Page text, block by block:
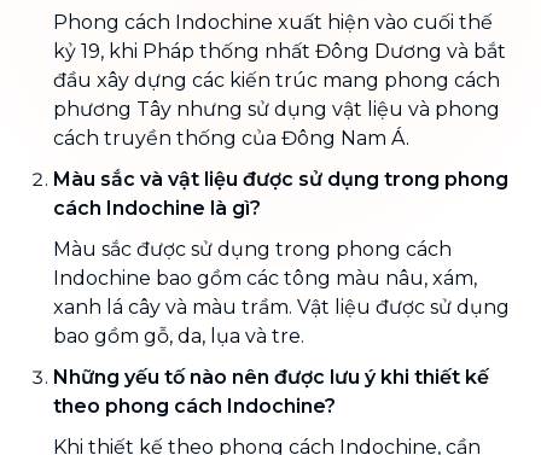
Phong cách Indochine xuất hiện vào cuối thế
kỷ 19, khi Pháp thống nhất Đông Dương và bắt
đầu xây dựng các kiến trúc mang phong cách
phương Tây nhưng sử dụng vật liệu và phong
cách truyền thống của Đông Nam Á.
Màu sắc và vật liệu được sử dụng trong phong
cách Indochine là gì?
Màu sắc được sử dụng trong phong cách
Indochine bao gồm các tông màu nâu, xám,
xanh lá cây và màu trầm. Vật liệu được sử dụng
bao gồm gỗ, da, lụa và tre.
Những yếu tố nào nên được lưu ý khi thiết kế
theo phong cách Indochine?
Khi thiết kế theo phong cách Indochine, cần